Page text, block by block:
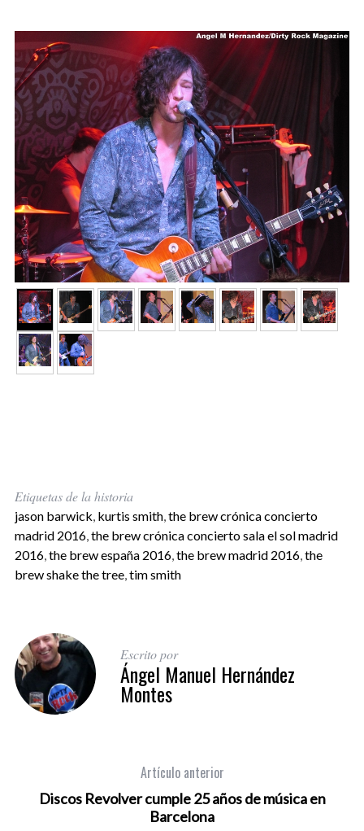
Etiquetas de la historia
jason barwick, kurtis smith,the brew crónica concierto
madrid 2016,the brew crónica concierto sala el sol madrid
2016,the brew españa 2016,the brew madrid 2016,the
brew shake the tree,tim smith
Escrito por
Ángel Manuel Hernández
Montes
Artículo anterior
Discos Revolver cumple 25 años de música en
Barcelona